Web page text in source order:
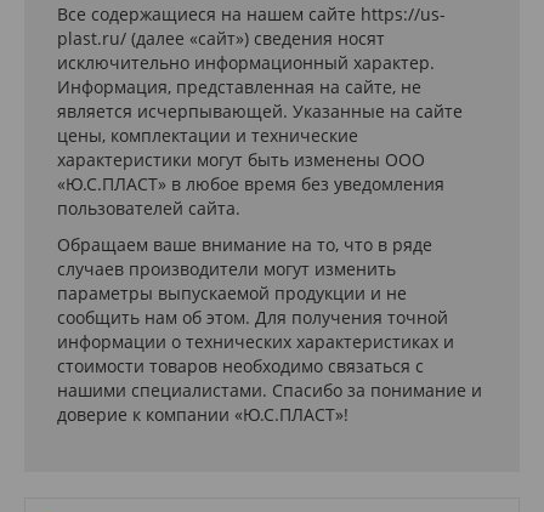
Все содержащиеся на нашем сайте https://us-
plast.ru/ (далее «сайт») сведения носят
исключительно информационный характер.
Информация, представленная на сайте, не
является исчерпывающей. Указанные на сайте
цены, комплектации и технические
характеристики могут быть изменены ООО
«Ю.С.ПЛАСТ» в любое время без уведомления
пользователей сайта.
Обращаем ваше внимание на то, что в ряде
случаев производители могут изменить
параметры выпускаемой продукции и не
сообщить нам об этом. Для получения точной
информации о технических характеристиках и
стоимости товаров необходимо связаться с
нашими специалистами. Спасибо за понимание и
доверие к компании «Ю.С.ПЛАСТ»!